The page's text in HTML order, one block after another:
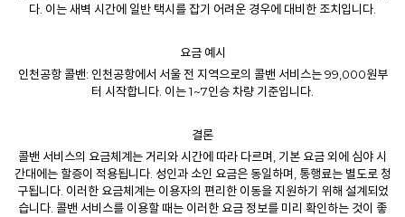
다. 이는 새벽 시간에 일반 택시를 잡기 어려운 경우에 대비한 조치입니다.
요금 예시
인천공항 콜밴: 인천공항에서 서울 전 지역으로의 콜밴 서비스는 99,000원부
터 시작합니다. 이는 1~7인승 차량 기준입니다.
결론
콜밴 서비스의 요금체계는 거리와 시간에 따라 다르며, 기본 요금 외에 심야 시
간대에는 할증이 적용됩니다. 성인과 소인 요금은 동일하며, 통행료는 별도로 청
구됩니다. 이러한 요금체계는 이용자의 편리한 이동을 지원하기 위해 설계되었
습니다. 콜밴 서비스를 이용할 때는 이러한 요금 정보를 미리 확인하는 것이 좋